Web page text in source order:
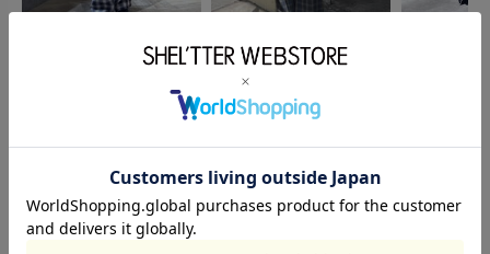
SHEL’TTER
保のか
162cm